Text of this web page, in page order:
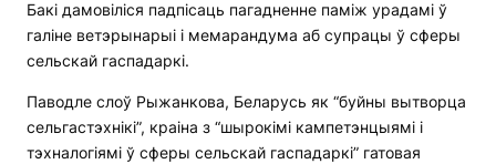
Бакі дамовіліся падпісаць пагадненне паміж урадамі ў
галіне ветэрынарыі і мемарандума аб супрацы ў сферы
сельскай гаспадаркі.
Паводле слоў Рыжанкова, Беларусь як “буйны вытворца
сельгастэхнікі”, краіна з “шырокімі кампетэнцыямі і
тэхналогіямі ў сферы сельскай гаспадаркі” гатовая